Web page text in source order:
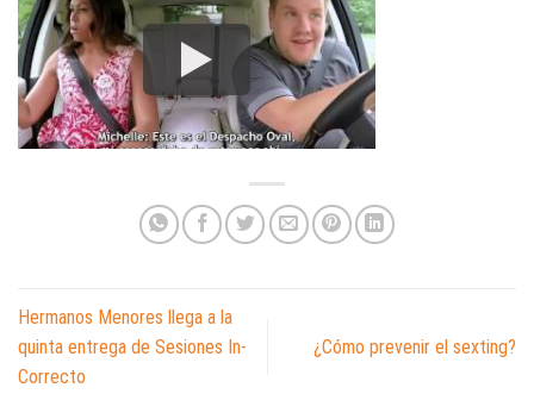
Hermanos Menores llega a la
quinta entrega de Sesiones In-
Correcto
¿Cómo prevenir el sexting?